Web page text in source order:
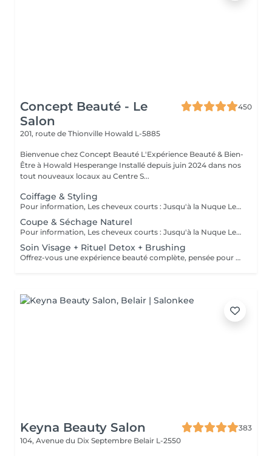
Concept Beauté - Le
Salon
450
201, route de Thionville Howald L-5885
Bienvenue chez Concept Beauté L'Expérience Beauté & Bien-
Être à Howald Hesperange Installé depuis juin 2024 dans nos
tout nouveaux locaux au Centre S...
Coiffage & Styling
Pour information, Les cheveux courts : Jusqu'à la Nuque Les cheveux mi-longs : Jusqu'à l'épaule Les cheveux longs : En dessous de l'épaule Un supplément sera demandé pour les cheveux très longs, (jusqu'au milieu du dos)
Coupe & Séchage Naturel
Pour information, Les cheveux courts : Jusqu'à la Nuque Les cheveux mi-longs : Jusqu'à l'épaule Les cheveux longs : En dessous de l'épaule Un supplément sera demandé pour les cheveux très long, (jusqu'au milieu du dos)
Soin Visage + Rituel Detox + Brushing
Offrez-vous une expérience beauté complète, pensée pour prendre soin à la fois de votre peau, de vos cheveux et de votre bien-être global. Ce rituel débute par un soin visage personnalisé, visant à purifier, hydrater et raviver l'éclat de la peau. Les traits sont détendus, le teint est lumineux, la peau retrouve confort et fraîcheur. Il se poursuit par un rituel détox capillaire, conçu pour nettoyer le cuir chevelu en profondeur, éliminer les résidus accumulés et rééquilibrer la fibre capillaire. Les cheveux sont plus légers, brillants et revitalisés. L'expérience se termine par un brushing, pour sublimer la chevelure et prolonger cette sensation de bien-être et de mise en beauté. Un véritable moment de lâcher-prise, idéal pour se ressourcer, se recentrer et repartir avec une peau éclatante et des cheveux visiblement plus sains.
Keyna Beauty Salon
383
104, Avenue du Dix Septembre Belair L-2550